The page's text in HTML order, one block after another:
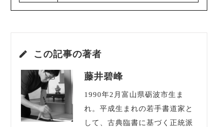
この記事の著者
藤井碧峰
1990年2月富山県砺波市生ま
れ。平成生まれの若手書道家と
して、古典臨書に基づく正統派